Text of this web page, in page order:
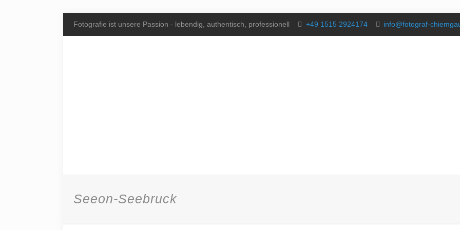
Fotografie ist unsere Passion - lebendig, authentisch, professionell +49 1515 2924174 info@fotograf-
Seeon-Seebruck